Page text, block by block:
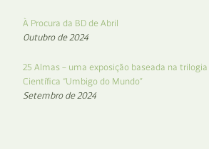
À Procura da BD de Abril
Outubro de 2024
25 Almas – uma exposição baseada na trilogia
Científica “Umbigo do Mundo”
Setembro de 2024